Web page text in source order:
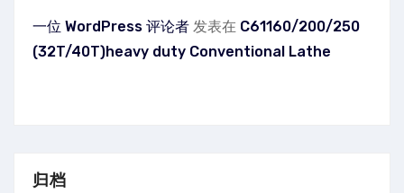
一位 WordPress 评论者 发表在 C61160/200/250
(32T/40T)heavy duty Conventional Lathe
归档